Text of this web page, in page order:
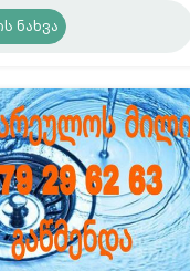
ნახვა